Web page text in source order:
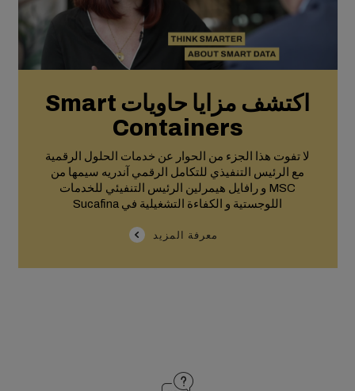
اكتشف مزايا حاويات Smart
Containers
لا تفوت هذا الجزء من الحوار عن خدمات الحلول الرقمية
مع الرئيس التنفيذي للتكامل الرقمي آندريه سيمها من
MSC و رافايل هيمرلين الرئيس التنفيئي للخدمات
اللوجستية و الكفاءة التشغيلية في Sucafina
معرفة المزيد